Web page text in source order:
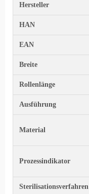
Hersteller
HAN
EAN
Breite
Rollenlänge
Ausführung
Material
Prozessindikator
Sterilisationsverfahren